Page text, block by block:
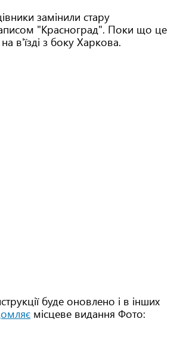
замінили стару
"Красноград". Поки що це
в'їзді з боку Харкова.
буде оновлено і в інших
місцеве видання Фото: